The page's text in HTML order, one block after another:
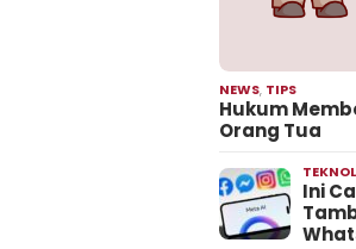
NEWS, TIPS
Hukum
Orang Tua
Ini